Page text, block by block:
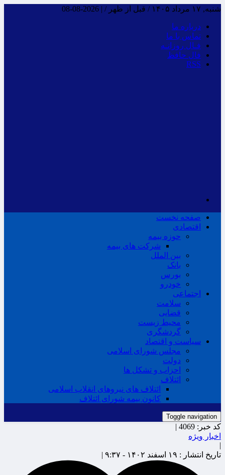
شنبه, ۱۷ مرداد ۱۴۰۵ / قبل از ظهر / |
2026-08-08
درباره ما
تماس با ما
فـال روزانـه
فال حافظ
RSS
صفحه نخست
اقتصادی
حوزه بیمه
شرکت های بیمه
بین الملل
بانک
بورس
خودرو
اجتماعی
سلامت
قضایی
محیط زیست
گردشگری
سیاست و اقتصاد
مجلس شورای اسلامی
دولت
احزاب و تشکل ها
ائتلاف
ائتلاف های نیروهای انقلاب اسلامی
کانون بیمه شورای ائتلاف
Toggle navigation
کد خبر: 4069 |
اخبار ویژه
|
تاریخ انتشار : ۱۹ اسفند ۱۴۰۲ - ۹:۳۷ |